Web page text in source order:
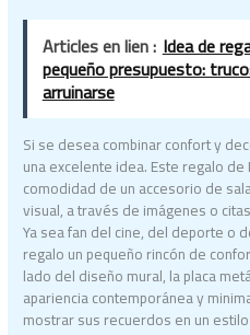
Articles en lien : Idea de
pequeño presupuesto:
arruinarse
Si se desea combinar confort y
una excelente idea. Este regalo
comodidad de un accesorio de
visual, a través de imágenes o
Ya sea fan del cine, del deporte o
regalo un pequeño rincón de
lado del diseño mural, la placa
apariencia contemporánea y
mostrar sus recuerdos en un